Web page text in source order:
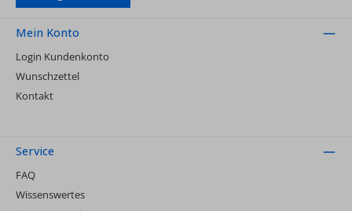
Mein Konto
Login Kundenkonto
Wunschzettel
Kontakt
Service
FAQ
Wissenswertes